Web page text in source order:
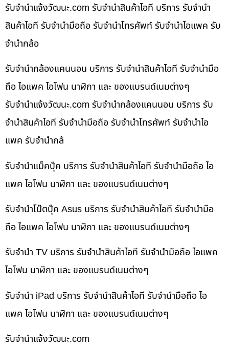
รับจํานําแจ้งวัฒนะ.com รับจำนำสินค้าไอที บริการ รับจำนำ
สินค้าไอที รับจำนำมือถือ รับจำนำโทรศัพท์ รับจำนำไอแพค รับ
จำนำกล้อ
รับจำนำกล้องแคนนอน บริการ รับจำนำสินค้าไอที รับจำนำมือ
ถือ ไอแพค ไอโฟน นาฬิกา และ ของแบรนด์เนมต่างๆ
รับจํานําแจ้งวัฒนะ.com รับจำนำกล้องแคนนอน บริการ รับ
จำนำสินค้าไอที รับจำนำมือถือ รับจำนำโทรศัพท์ รับจำนำไอ
แพค รับจำนำกล้
รับจำนำแม็คบุ๊ค บริการ รับจำนำสินค้าไอที รับจำนำมือถือ ไอ
แพค ไอโฟน นาฬิกา และ ของแบรนด์เนมต่างๆ
รับจำนำโน๊ตบุ๊ค Asus บริการ รับจำนำสินค้าไอที รับจำนำมือ
ถือ ไอแพค ไอโฟน นาฬิกา และ ของแบรนด์เนมต่างๆ
รับจำนำ TV บริการ รับจำนำสินค้าไอที รับจำนำมือถือ ไอแพค
ไอโฟน นาฬิกา และ ของแบรนด์เนมต่างๆ
รับจำนำ iPad บริการ รับจำนำสินค้าไอที รับจำนำมือถือ ไอ
แพค ไอโฟน นาฬิกา และ ของแบรนด์เนมต่างๆ
รับจํานําแจ้งวัฒนะ.com